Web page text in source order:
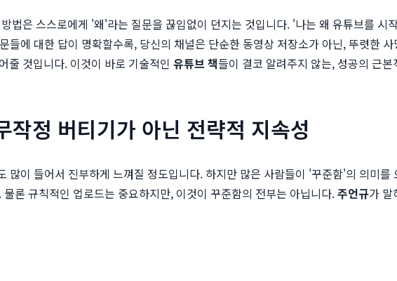
법은 스스로에게 '왜'라는 질문을 끊임없이 던지는 것입니다. '나는 왜 유튜브를
들에 대한 답이 명확할수록, 당신의 채널은 단순한 동영상 저장소가 아닌, 뚜렷한
줄 것입니다. 이것이 바로 기술적인 유튜브 책들이 결코 알려주지 않는, 성공의 근
정 버티기가 아닌 전략적 지속성
많이 들어서 진부하게 느껴질 정도입니다. 하지만 많은 사람들이 '꾸준함'의 의미
론 규칙적인 업로드는 중요하지만, 이것이 꾸준함의 전부는 아닙니다.주언규가 말